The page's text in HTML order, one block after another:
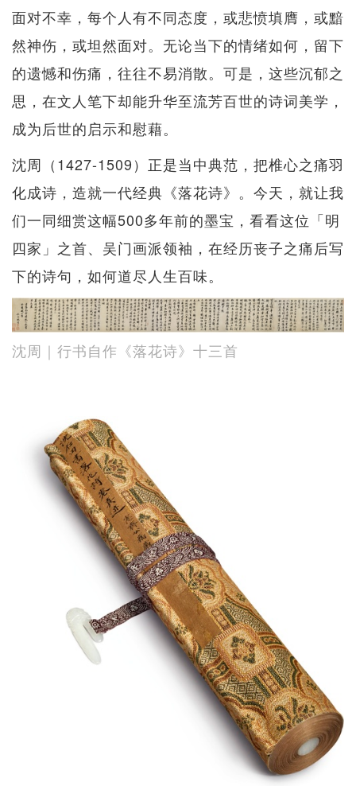
面对不幸，每个人有不同态度，或悲愤填膺，或黯
然神伤，或坦然面对。无论当下的情绪如何，留下
的遗憾和伤痛，往往不易消散。可是，这些沉郁之
思，在文人笔下却能升华至流芳百世的诗词美学，
成为后世的启示和慰藉。
沈周（1427-1509）正是当中典范，把椎心之痛羽
化成诗，造就一代经典《落花诗》。今天，就让我
们一同细赏这幅500多年前的墨宝，看看这位「明
四家」之首、吴门画派领袖，在经历丧子之痛后写
下的诗句，如何道尽人生百味。
沈周｜行书自作《落花诗》十三首